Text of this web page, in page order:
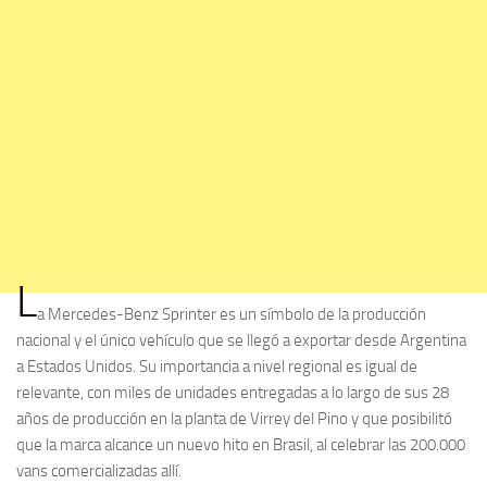
La Mercedes-Benz Sprinter es un símbolo de la producción
nacional y el único vehículo que se llegó a exportar desde Argentina
a Estados Unidos. Su importancia a nivel regional es igual de
relevante, con miles de unidades entregadas a lo largo de sus 28
años de producción en la planta de Virrey del Pino y que posibilitó
que la marca alcance un nuevo hito en Brasil, al celebrar las 200.000
vans comercializadas allí.